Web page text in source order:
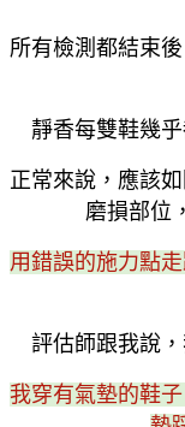
所有檢測都結束
靜香每雙鞋幾
正常來說，應該
磨損部位
用錯誤的施力點
評估師跟我說
我穿有氣墊的鞋